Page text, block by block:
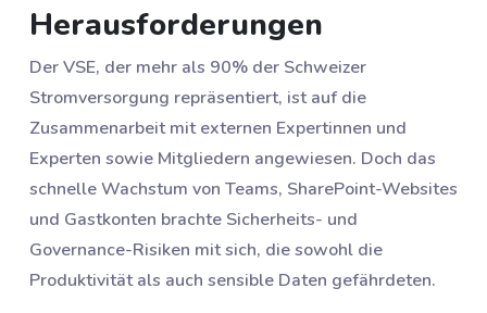
Herausforderungen
Der VSE, der mehr als 90% der Schweizer
Stromversorgung repräsentiert, ist auf die
Zusammenarbeit mit externen Expertinnen und
Experten sowie Mitgliedern angewiesen. Doch das
schnelle Wachstum von Teams, SharePoint-Websites
und Gastkonten brachte Sicherheits- und
Governance-Risiken mit sich, die sowohl die
Produktivität als auch sensible Daten gefährdeten.